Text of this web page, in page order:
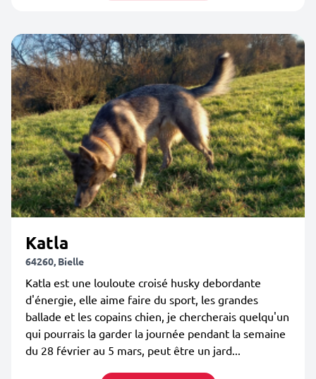
Katla
64260, Bielle
Katla est une louloute croisé husky debordante
d'énergie, elle aime faire du sport, les grandes
ballade et les copains chien, je chercherais quelqu'un
qui pourrais la garder la journée pendant la semaine
du 28 février au 5 mars, peut être un jard...